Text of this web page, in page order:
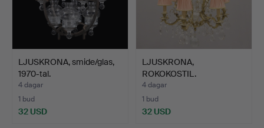
LJUSKRONA, smide/glas,
1970-tal.
4 dagar
1 bud
32 USD
LJUSKRONA,
ROKOKOSTIL.
4 dagar
1 bud
32 USD